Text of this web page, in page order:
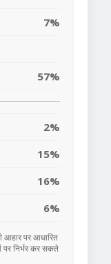
7%
57%
2%
15%
16%
6%
आहार पर आधारित
निर्भर कर सकते